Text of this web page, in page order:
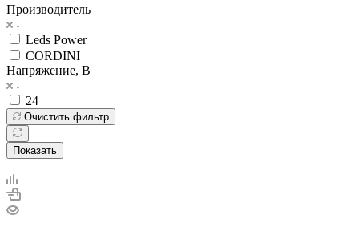
Производитель
Leds Power
CORDINI
Напряжение, В
24
Очистить фильтр
Показать